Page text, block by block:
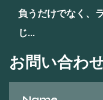
負うだけでなく、
じ...
お問い合わ